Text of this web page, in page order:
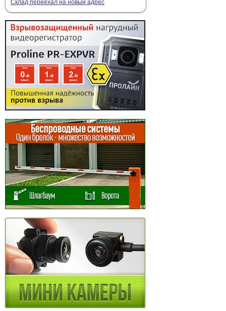
Склад переехал на новый адрес